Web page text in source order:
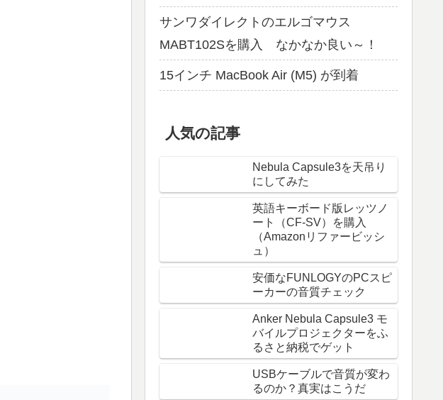
サンワダイレクトのエルゴマウス
MABT102Sを購入 なかなか良い～！
15インチ MacBook Air (M5) が到着
人気の記事
Nebula Capsule3を天吊り
にしてみた
英語キーボード版レッツノ
ート（CF-SV）を購入
（Amazonリファービッシ
ュ）
安価なFUNLOGYのPCスピ
ーカーの音質チェック
Anker Nebula Capsule3 モ
バイルプロジェクターをふ
るさと納税でゲット
USBケーブルで音質が変わ
るのか？真実はこうだ